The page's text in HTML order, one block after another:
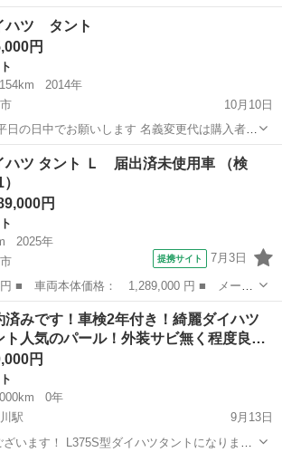
ッキ 社外14アルミホイール ヨコハマスタッ
西古川駅 タント
ハツ タント
円
2014年
10月10日
ま負担でお願いします ノークレーム、ノーリターンでお願いします
タント
ハツ タント Ｌ 届出済未使用車 （検
円
2025年
提携サイト 7月3日
種名： タント ■ グレード名： Ｌ 届出
： 660cc ■ ドア枚数： 5D ■ ミッシ...
ント
済みです！車検2年付き！綺麗ダイハツ
ト人気のパール！外装サビ無く程度良…
円
0年
駅
9月13日
います！ L375S型ダイハツタントになりま